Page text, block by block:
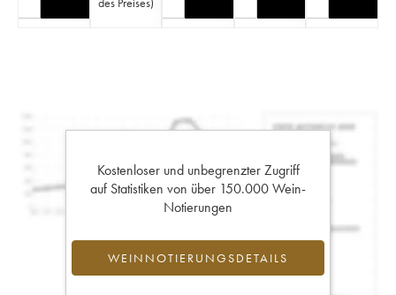
Kostenloser und unbegrenzter Zugriff
auf Statistiken von über 150.000 Wein-
Notierungen
WEINNOTIERUNGSDETAILS